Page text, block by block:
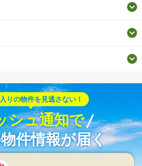
りの物件を見逃さない！
シュ通知で
件情報が届く